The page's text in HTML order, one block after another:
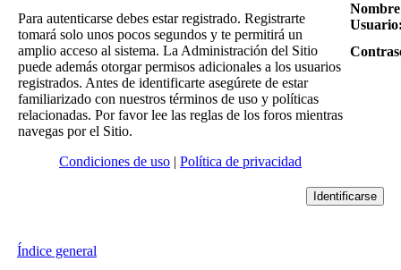
Para autenticarse debes estar registrado. Registrarte
tomará solo unos pocos segundos y te permitirá un
amplio acceso al sistema. La Administración del Sitio
puede además otorgar permisos adicionales a los usuarios
registrados. Antes de identificarte asegúrete de estar
familiarizado con nuestros términos de uso y políticas
relacionadas. Por favor lee las reglas de los foros mientras
navegas por el Sitio.
Condiciones de uso | Política de privacidad
Índice general